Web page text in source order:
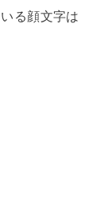
る顔文字は